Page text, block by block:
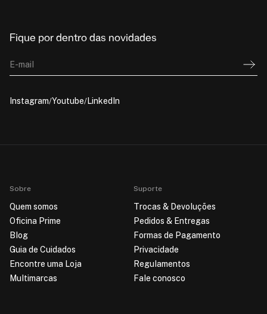
Fique por dentro das novidades
E-mail
Instagram Youtube LinkedIn
Sobre
Quem somos
Oficina Prime
Blog
Guia de Cuidados
Encontre uma Loja
Multimarcas
Suporte
Trocas & Devoluções
Pedidos & Entregas
Formas de Pagamento
Privacidade
Regulamentos
Fale conosco